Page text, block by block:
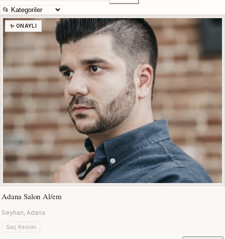
✨ ONAYLI
Adana Salon Al/em
Seyhan, Adana
Saç Kesimi